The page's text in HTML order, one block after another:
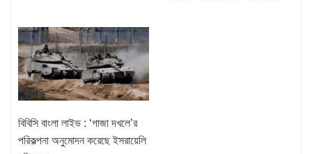
বিবিসি বাংলা লাইভ : ‘গাজা দখলে’র
পরিকল্পনা অনুমোদন করেছে ইসরায়েলি